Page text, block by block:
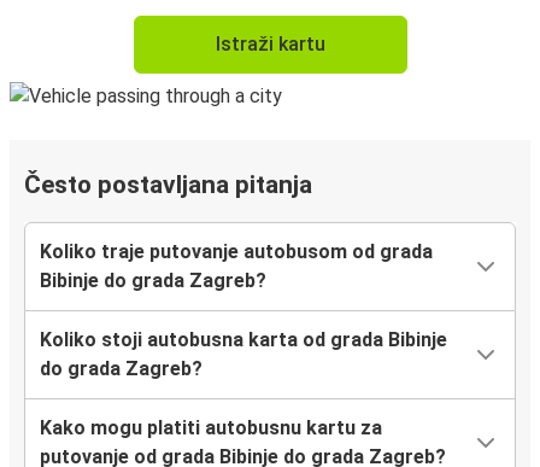
Istraži kartu
Često postavljana pitanja
Koliko traje putovanje autobusom od grada
Bibinje do grada Zagreb?
Koliko stoji autobusna karta od grada Bibinje
do grada Zagreb?
Kako mogu platiti autobusnu kartu za
putovanje od grada Bibinje do grada Zagreb?